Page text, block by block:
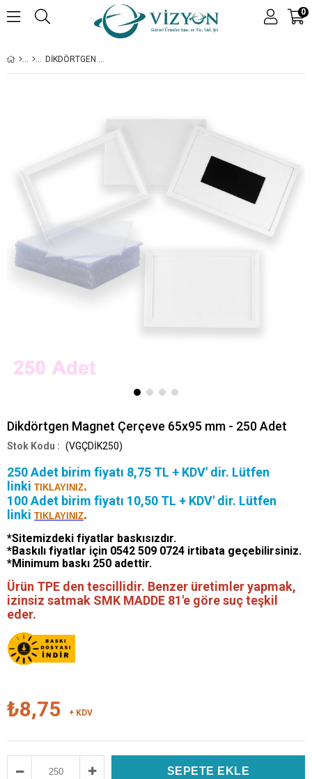
0
DIKDÖRTGEN MAGNET ÇERÇEVE 65X95 MM - 250 ADET
Dikdörtgen Magnet Çerçeve 65x95 mm - 250 Adet
(VGÇDİK250)
250 Adet birim fiyatı 8,75 TL + KDV' dir. Lütfen
linki TIKLAYINIZ.
100 Adet birim fiyatı 10,50 TL + KDV' dir. Lütfen
linki TIKLAYINIZ.
*Sitemizdeki fiyatlar baskısızdır.
*Baskılı fiyatlar için 0542 509 0724 irtibata geçebilirsiniz.
*Minimum baskı 250 adettir.
Ürün TPE den tescillidir. Benzer üretimler yapmak,
izinsiz satmak SMK MADDE 81'e göre suç teşkil
eder.
₺8,75 + KDV